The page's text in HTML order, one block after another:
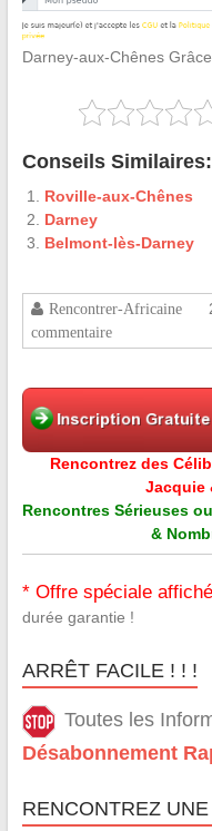
Darney-aux-Chênes
Conseils Similaires:
Roville-aux-Chênes
Darney
Belmont-lès-Darney
Rencontrer-Africaine
commentaire
Rencontrez des
Jacquie
Rencontres Sérieuses
&
* Offre spéciale
durée garantie !
ARRÊT FACILE ! ! !
Toutes les
Désabonnement
RENCONTREZ